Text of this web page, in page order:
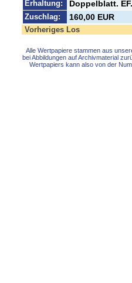
Erhaltung: Doppelblatt. EF.
Zuschlag: 160,00 EUR
Vorheriges Los
Alle Wertpapiere stammen aus
bei Abbildungen auf Archivmaterial
Wertpapiers kann also von der